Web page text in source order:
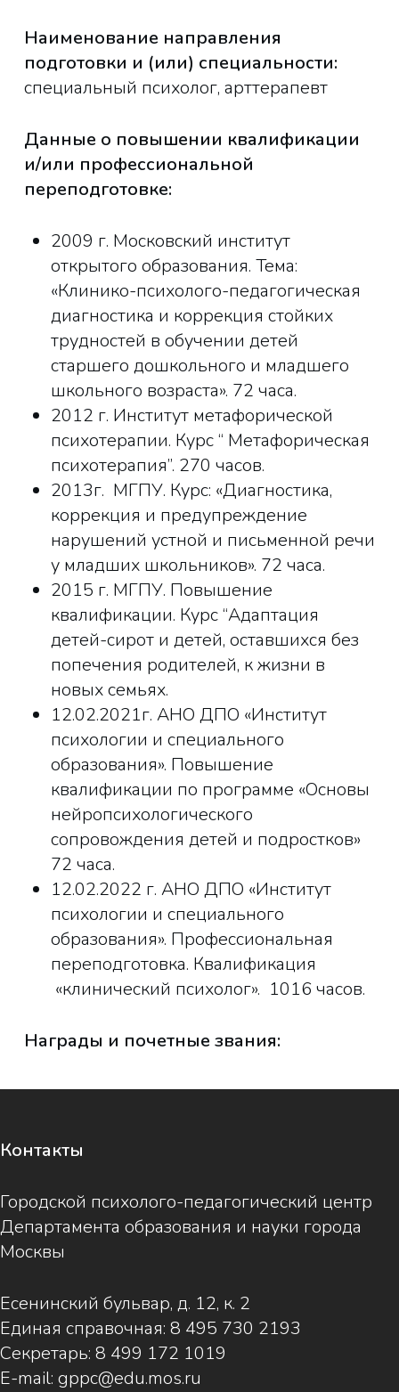
Наименование направления
подготовки и (или) специальности:
специальный психолог, арттерапевт
Данные о повышении квалификации
и/или профессиональной
переподготовке:
2009 г. Московский институт
открытого образования. Тема:
«Клинико-психолого-педагогическая
диагностика и коррекция стойких
трудностей в обучении детей
старшего дошкольного и младшего
школьного возраста». 72 часа.
2012 г. Институт метафорической
психотерапии. Курс “ Метафорическая
психотерапия”. 270 часов.
2013г. МГПУ. Курс: «Диагностика,
коррекция и предупреждение
нарушений устной и письменной речи
у младших школьников». 72 часа.
2015 г. МГПУ. Повышение
квалификации. Курс “Адаптация
детей-сирот и детей, оставшихся без
попечения родителей, к жизни в
новых семьях.
12.02.2021г. АНО ДПО «Институт
психологии и специального
образования». Повышение
квалификации по программе «Основы
нейропсихологического
сопровождения детей и подростков»
72 часа.
12.02.2022 г. АНО ДПО «Институт
психологии и специального
образования». Профессиональная
переподготовка. Квалификация
«клинический психолог». 1016 часов.
Награды и почетные звания:
Контакты
Городской психолого-педагогический центр
Департамента образования и науки города
Москвы
Есенинский бульвар, д. 12, к. 2
Единая справочная: 8 495 730 2193
Секретарь: 8 499 172 1019
E-mail: gppc@edu.mos.ru